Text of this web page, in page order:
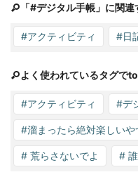
「#デジタル手帳」に関
#アクティビティ #日
よく使われているタグで
#アクティビティ #デ
#溜まったら絶対楽しいや
# 荒らさないでよ #